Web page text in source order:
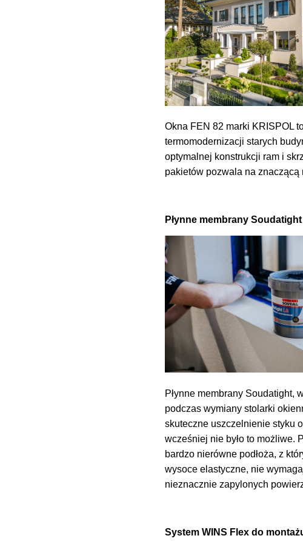
Okna FEN 82 marki KRISPOL
termomodernizacji starych
optymalnej konstrukcji ram i
pakietów pozwala na znaczącą
Płynne membrany
Płynne membrany Soudatight,
podczas wymiany stolarki
skuteczne uszczelnienie styku
wcześniej nie było to możliwe.
bardzo nierówne podłoża, z
wysoce elastyczne, nie
nieznacznie zapylonych
System WINS Flex do